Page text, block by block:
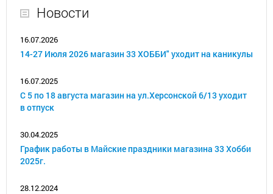
Новости
16.07.2026
14-27 Июля 2026 магазин 33 ХОББИ" уходит на каникулы
16.07.2025
С 5 по 18 августа магазин на ул.Херсонской 6/13 уходит
в отпуск
30.04.2025
График работы в Майские праздники магазина 33 Хобби
2025г.
28.12.2024